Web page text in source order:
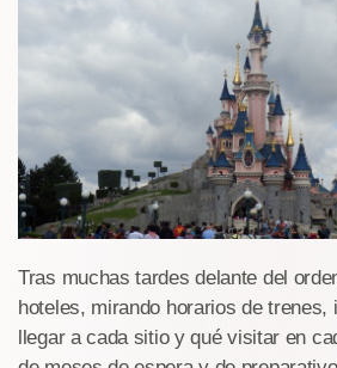
Tras muchas tardes delante del
hoteles, mirando horarios de trenes,
llegar a cada sitio y qué visitar en